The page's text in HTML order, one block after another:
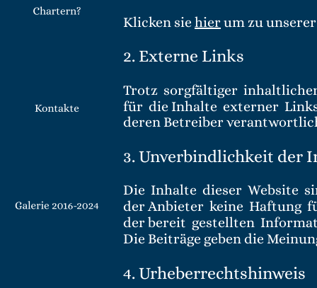
Klicken sie hier um zu
2. Externe Links
Trotz  sorgfältiger
für  die Inhalte  externer
deren Betreiber
3. Unverbindlichkeit der
Die  Inhalte  dieser  Website
der Anbieter  keine  Haftung
der bereit  gestellten
Die Beiträge geben die
4. Urheberrechtshinweis